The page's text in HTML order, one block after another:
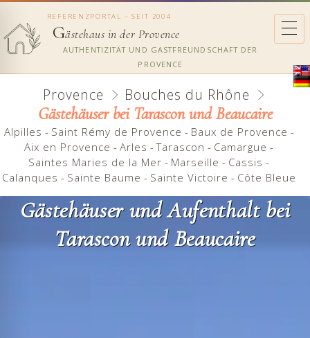
REFERENZPORTAL – SEIT 2004
Gästehaus in der Provence
AUTHENTIZITÄT UND GASTFREUNDSCHAFT DER
PROVENCE
Provence Bouches du Rhône
Gästehäuser bei Tarascon und Beaucaire
Alpilles - Saint Rémy de Provence - Baux de Provence -
Aix en Provence -Arles -Tarascon - Camargue -
Saintes Maries de la Mer - Marseille - Cassis -
Calanques - Sainte Baume - Sainte Victoire - Côte Bleue
Gästehäuser und Aufenthalt bei
Tarascon und Beaucaire